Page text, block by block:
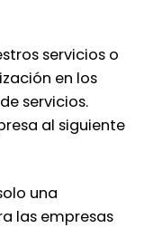
servicios o
en los
servicios.
al siguiente
una
las empresas